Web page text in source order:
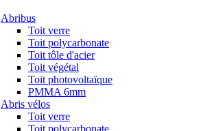
Abribus
Toit verre
Toit polycarbonate
Toit tôle d'acier
Toit végétal
Toit photovoltaïque
PMMA 6mm
Abris vélos
Toit verre
Toit polycarbonate